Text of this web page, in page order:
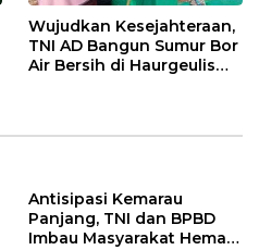
Wujudkan Kesejahteraan,
TNI AD Bangun Sumur Bor
Air Bersih di Haurgeulis
Antisipasi Kemarau
Panjang, TNI dan BPBD
Imbau Masyarakat Hemat